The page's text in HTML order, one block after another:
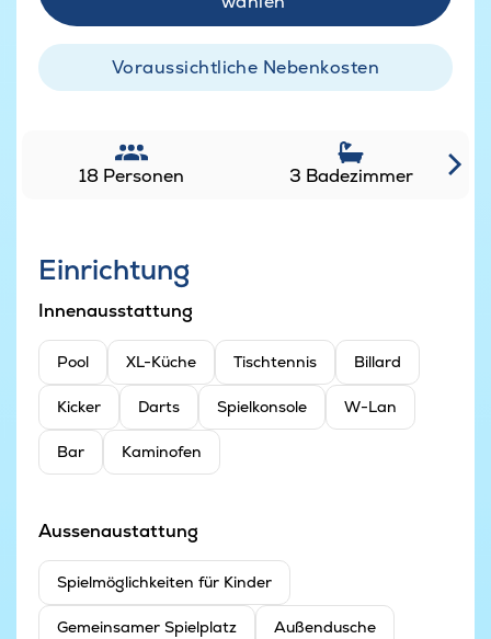
Voraussichtliche Nebenkosten
18 Personen 3 Badezimmer
Einrichtung
Innenausstattung
Pool XL-Küche Tischtennis Billard
Kicker Darts Spielkonsole W-Lan
Bar Kaminofen
Aussenaustattung
Spielmöglichkeiten für Kinder
Gemeinsamer Spielplatz Außendusche